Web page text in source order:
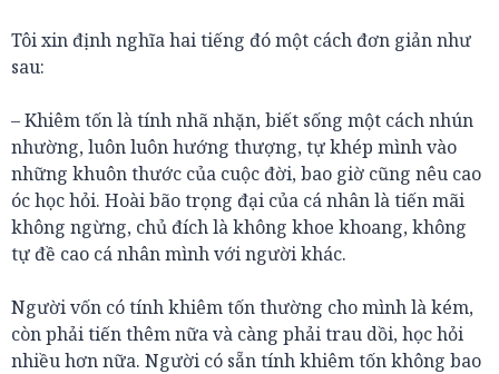
Tôi xin định nghĩa hai tiếng đó một cách đơn giản như
sau:
– Khiêm tốn là tính nhã nhặn, biết sống một cách nhún
nhường, luôn luôn hướng thượng, tự khép mình vào
những khuôn thước của cuộc đời, bao giờ cũng nêu cao
óc học hỏi. Hoài bão trọng đại của cá nhân là tiến mãi
không ngừng, chủ đích là không khoe khoang, không
tự đề cao cá nhân mình với người khác.
Người vốn có tính khiêm tốn thường cho mình là kém,
còn phải tiến thêm nữa và càng phải trau dồi, học hỏi
nhiều hơn nữa. Người có sẵn tính khiêm tốn không bao